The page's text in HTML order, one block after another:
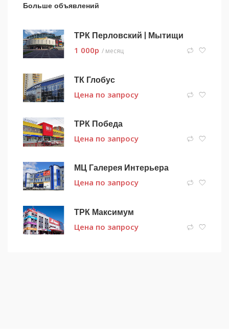
Больше объявлений
ТРК Перловский | Мытищи
1 000p / месяц
ТК Глобус
Цена по запросу
ТРК Победа
Цена по запросу
МЦ Галерея Интерьера
Цена по запросу
ТРК Максимум
Цена по запросу